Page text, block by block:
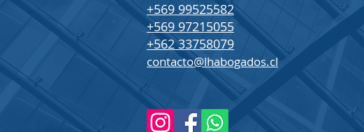
+569 99525582
+569 97215055
+562 33758079
contacto@lhabogados.cl